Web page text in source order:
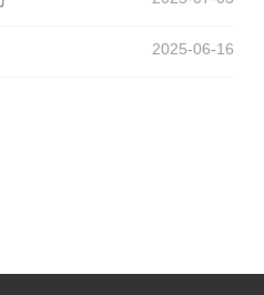
2025-06-16